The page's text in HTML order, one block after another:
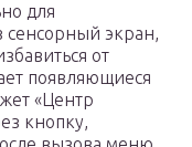
для
сенсорный экран,
от
появляющиеся
«Центр
кнопку,